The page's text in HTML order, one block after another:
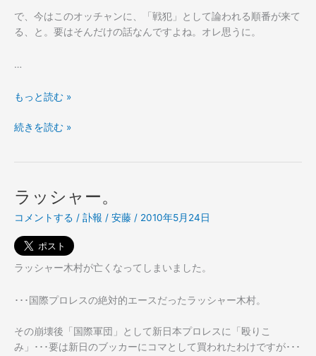
で、今はこのオッチャンに、「戦犯」として論われる順番が来て
る、と。要はそんだけの話なんですよね。オレ思うに。
…
岡
監
カ
ー
の
方
ね）
に
い
もっと読む »
岡
（サ
ッ
カ
ー
の
方
に
い
て。
続きを読む »
ラッシャー。
コメントする / 訃報 / 安藤 / 2010年5月24日
ラッシャー木村が亡くなってしまいました。
･･･国際プロレスの絶対的エースだったラッシャー木村。
その崩壊後「国際軍団」として新日本プロレスに「殴りこ
み」･･･要は新日のブッカーにコマとして買われたわけですが･･･